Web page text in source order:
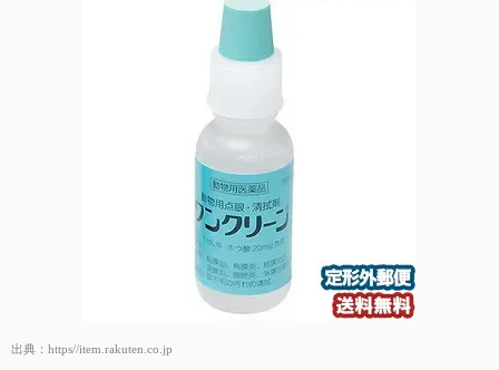
出典： https//item.rakuten.co.jp